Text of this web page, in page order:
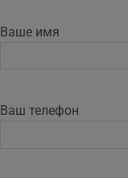
Ваше имя
Ваш телефон